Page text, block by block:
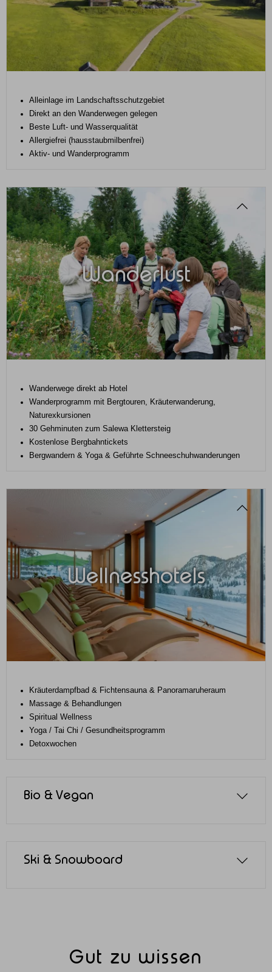
Alleinlage im Landschaftsschutzgebiet
Direkt an den Wanderwegen gelegen
Beste Luft- und Wasserqualität
Allergiefrei (hausstaubmilbenfrei)
Aktiv- und Wanderprogramm
Wanderlust
Wanderwege direkt ab Hotel
Wanderprogramm mit Bergtouren, Kräuterwanderung,
Naturexkursionen
30 Gehminuten zum Salewa Klettersteig
Kostenlose Bergbahntickets
Bergwandern & Yoga & Geführte Schneeschuhwanderungen
Wellnesshotels
Kräuterdampfbad & Fichtensauna & Panoramaruheraum
Massage & Behandlungen
Spiritual Wellness
Yoga / Tai Chi / Gesundheitsprogramm
Detoxwochen
Bio & Vegan
Ski & Snowboard
Gut zu wissen